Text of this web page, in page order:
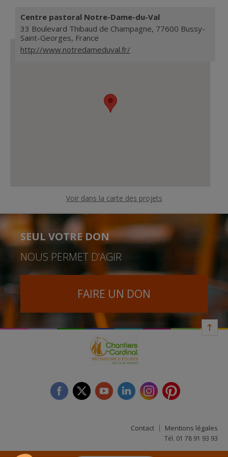
© Copyright SG/CDC
© Copyright SG/CDC
© Copyright SG/CDC
Voir dans la carte des projets
Centre pastoral Notre-Dame-du-Val
33 Boulevard Thibaud de Champagne, 77600 Bussy-
Saint-Georges, France
http://www.notredameduval.fr/
SEUL VOTRE DON
NOUS PERMET D’AGIR
FAIRE UN DON
Contact Mentions légales
Tél. 01 78 91 93 93